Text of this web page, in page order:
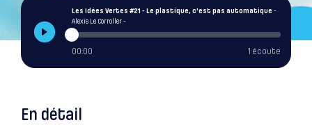
Les Idées Vertes #21 - Le plastique, c'est pas automatique -
Alexie Le Corroller -
00:00 1 écoute
En détail